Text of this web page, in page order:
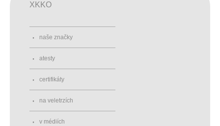
XKKO
naše značky
atesty
certifikáty
na veletrzích
v médiích